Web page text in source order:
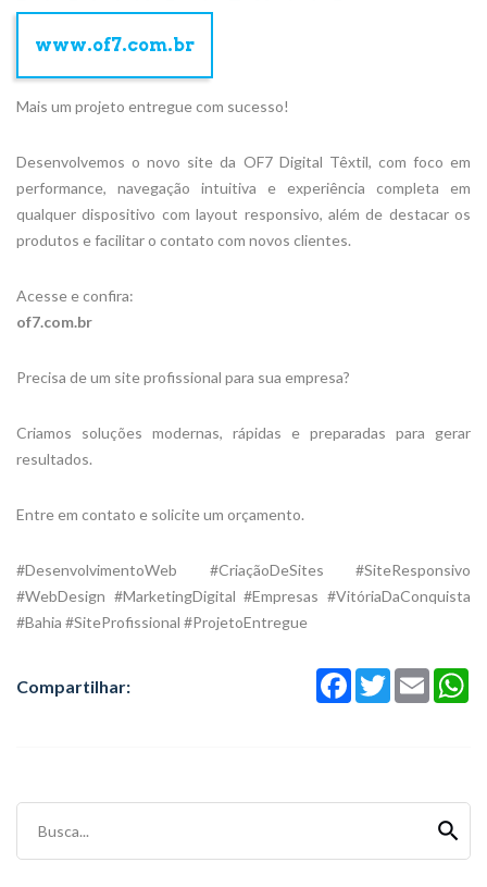
www.of7.com.br
Mais um projeto entregue com sucesso!
Desenvolvemos o novo site da OF7 Digital Têxtil, com foco em
performance, navegação intuitiva e experiência completa em
qualquer dispositivo com layout responsivo, além de destacar os
produtos e facilitar o contato com novos clientes.
Acesse e confira:
of7.com.br
Precisa de um site profissional para sua empresa?
Criamos soluções modernas, rápidas e preparadas para gerar
resultados.
Entre em contato e solicite um orçamento.
#DesenvolvimentoWeb #CriaçãoDeSites #SiteResponsivo
#WebDesign #MarketingDigital #Empresas #VitóriaDaConquista
#Bahia #SiteProfissional #ProjetoEntregue
Compartilhar: FacebookTwitterEmail
Busca...